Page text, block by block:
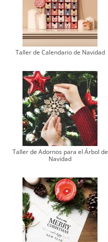
Taller de Calendario de Navidad
Taller de Adornos para el Árbol de
Navidad